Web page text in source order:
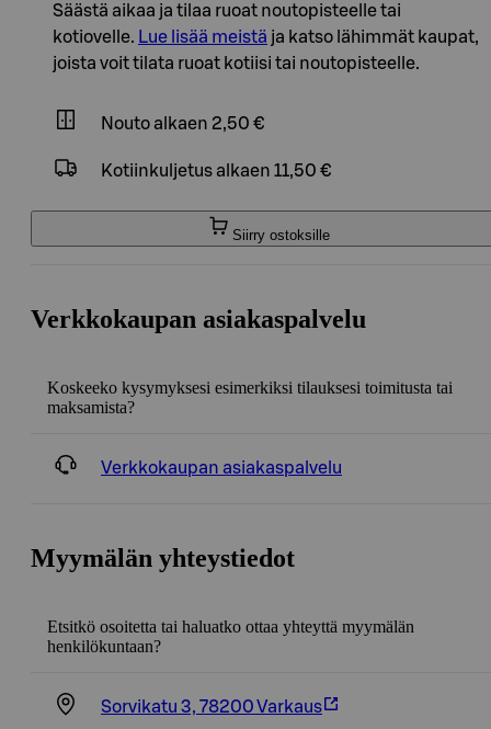
Säästä aikaa ja tilaa ruoat noutopisteelle tai
kotiovelle. Lue lisää meistä ja katso lähimmät kaupat,
joista voit tilata ruoat kotiisi tai noutopisteelle.
Nouto alkaen 2,50 €
Kotiinkuljetus alkaen 11,50 €
Siirry ostoksille
Verkkokaupan asiakaspalvelu
Koskeeko kysymyksesi esimerkiksi tilauksesi toimitusta tai
maksamista?
Verkkokaupan asiakaspalvelu
Myymälän yhteystiedot
Etsitkö osoitetta tai haluatko ottaa yhteyttä myymälän
henkilökuntaan?
Sorvikatu 3, 78200 Varkaus